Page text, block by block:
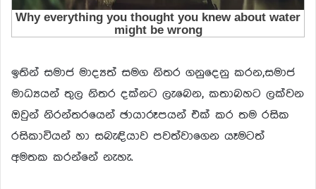
ඉතින් සමාජ මාද්‍යත් සමග නිතර ගනුදෙනු කරන,සමාජ
මාධ්‍යයන් තුල නිතර දක්නට ලැබෙන, කතාබහට ලක්වන
ඔවුන් නිරන්තරයෙන් ඡායාරූපයන් එක් කර තම රසික
රසිකාවියන් හා සබැඳියාව පවත්වාගෙන යෑමටත්
අමතක කරන්නේ නැහැ.